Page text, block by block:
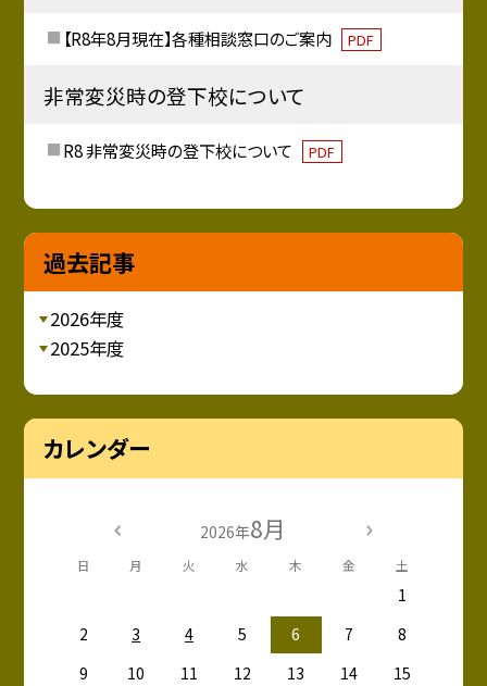
【R8年8月現在】各種相談窓口のご案内 PDF
非常変災時の登下校について
R8 非常変災時の登下校について PDF
過去記事
2026年度
2025年度
カレンダー
2026年8月
日 月 火 水 木 金 土
1
2
3 4 5 6 7
8
9
10 11 12 13 14
15